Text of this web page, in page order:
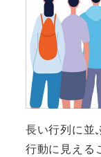
長い行列に並
行動に見える